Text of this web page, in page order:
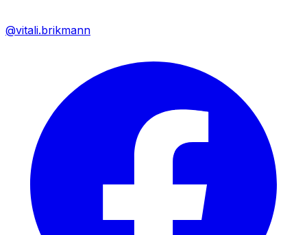
@vitali.brikmann